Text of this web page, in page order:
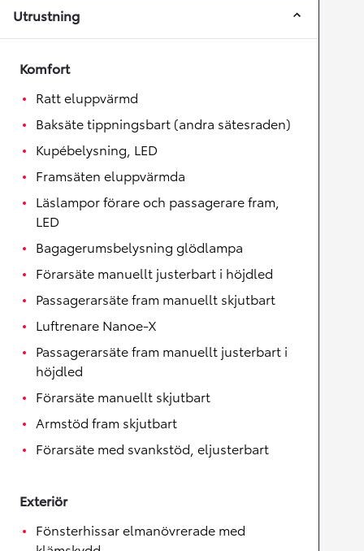
Utrustning
Komfort
Ratt eluppvärmd
Baksäte tippningsbart (andra sätesraden)
Kupébelysning, LED
Framsäten eluppvärmda
Läslampor förare och passagerare fram,
LED
Bagagerumsbelysning glödlampa
Förarsäte manuellt justerbart i höjdled
Passagerarsäte fram manuellt skjutbart
Luftrenare Nanoe-X
Passagerarsäte fram manuellt justerbart i
höjdled
Förarsäte manuellt skjutbart
Armstöd fram skjutbart
Förarsäte med svankstöd, eljusterbart
Exteriör
Fönsterhissar elmanövrerade med